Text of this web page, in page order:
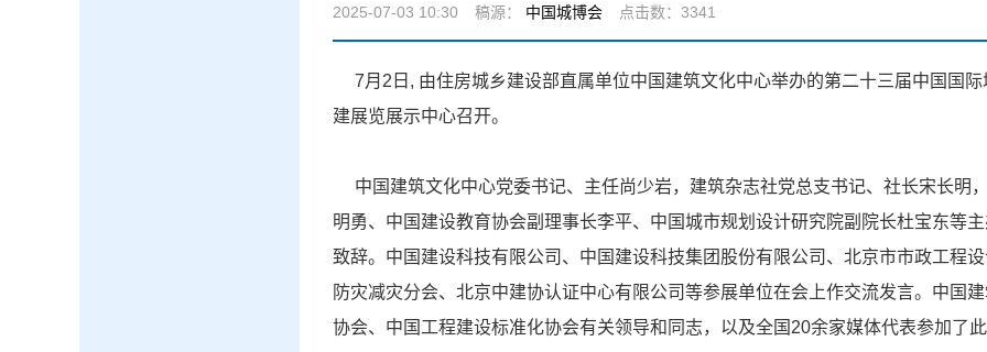
2025-07-03 10:30 稿源： 中国城博会 点击数：3341
7月2日, 由住房城乡建设部直属单位中国建筑文化中心举办的第二十三届中国国
建展览展示中心召开。
中国建筑文化中心党委书记、主任尚少岩，建筑杂志社党总支书记、社长宋长明
明勇、中国建设教育协会副理事长李平、中国城市规划设计研究院副院长杜宝东等
致辞。中国建设科技有限公司、中国建设科技集团股份有限公司、北京市市政工程
防灾减灾分会、北京中建协认证中心有限公司等参展单位在会上作交流发言。中国
协会、中国工程建设标准化协会有关领导和同志，以及全国20余家媒体代表参加了